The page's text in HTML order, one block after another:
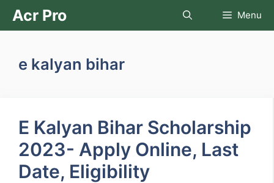
SkipAcr Pro Menu
e kalyan bihar
E Kalyan Bihar Scholarship
2023- Apply Online, Last
Date, Eligibility